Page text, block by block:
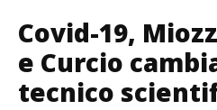
Covid-19,
e Curcio
tecnico